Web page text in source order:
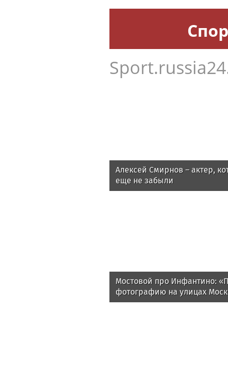
Алексей Смирнов – актер,
еще не забыли
Мостовой про Инфантино:
фотографию на улицах
человек скажут, что не